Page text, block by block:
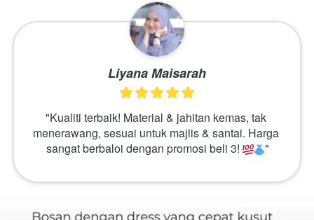
Liyana Maisarah
"Kualiti terbaik! Material & jahitan kemas, tak
menerawang, sesuai untuk majlis & santai. Harga
sangat berbaloi dengan promosi beli 3!
"